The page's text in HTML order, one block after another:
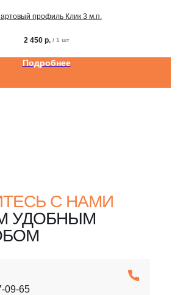
профиль Клик 3 м.п.
2 450 р. / 1 шт
Подробнее
09-65
С НАМИ
УДОБНЫМ